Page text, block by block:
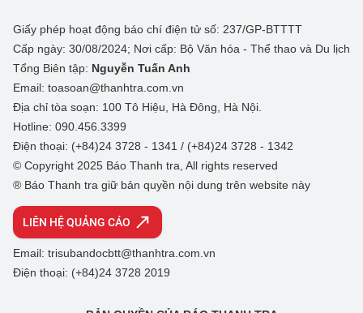
Giấy phép hoạt động báo chí điện tử số: 237/GP-BTTTT
Cấp ngày: 30/08/2024; Nơi cấp: Bộ Văn hóa - Thể thao và Du lịch
Tổng Biên tập: Nguyễn Tuấn Anh
Email: toasoan@thanhtra.com.vn
Địa chỉ tòa soạn: 100 Tô Hiệu, Hà Đông, Hà Nội.
Hotline: 090.456.3399
Điện thoại: (+84)24 3728 - 1341 / (+84)24 3728 - 1342
© Copyright 2025 Báo Thanh tra, All rights reserved
® Báo Thanh tra giữ bản quyền nội dung trên website này
LIÊN HỆ QUẢNG CÁO
Email: trisubandocbtt@thanhtra.com.vn
Điện thoại: (+84)24 3728 2019